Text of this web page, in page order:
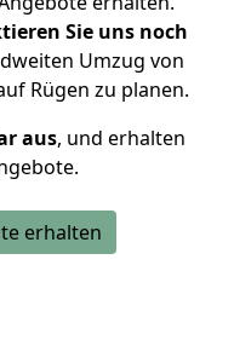
Sie uns noch
Umzug von
Rügen zu planen.
aus, und erhalten
erhalten